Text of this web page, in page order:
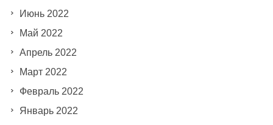
Июнь 2022
Май 2022
Апрель 2022
Март 2022
Февраль 2022
Январь 2022